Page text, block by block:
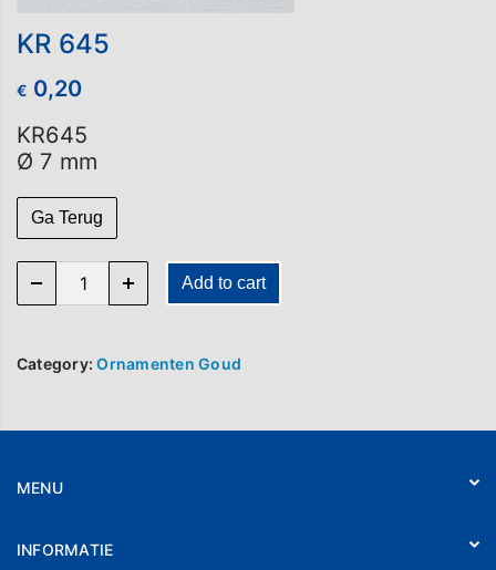
KR 645
€ 0,20
KR645
Ø 7 mm
Ga Terug
KR 645 quantity Add to cart
Category:Ornamenten Goud
MENU
Webshop
INFORMATIE